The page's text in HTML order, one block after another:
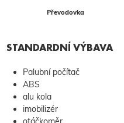
Převodovka
STANDARDNÍ VÝBAVA
Palubní počítač
ABS
alu kola
imobilizér